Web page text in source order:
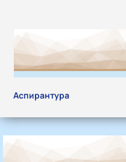
Аспирантура